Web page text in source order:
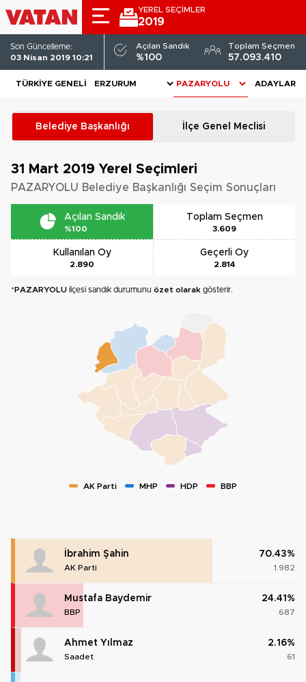
YEREL SEÇİMLER
2019
Son Güncelleme:
03 Nisan 2019 10:21
Açılan Sandık
%100
Toplam Seçmen
57.093.410
TÜRKIYE GENELI ADAYLAR
Belediye Başkanlığı İlçe Genel Meclisi
31 Mart 2019 Yerel Seçimleri
PAZARYOLU Belediye Başkanlığı Seçim Sonuçları
Açılan Sandık
%100
Toplam Seçmen
3.609
Kullanılan Oy
2.890
Geçerli Oy
2.814
*PAZARYOLU ilçesi sandık durumunu özet olarak gösterir.
AK Parti MHP HDP BBP
İbrahim Şahin
AK Parti
70.43%
1.982
Mustafa Baydemir
BBP
24.41%
687
Ahmet Yılmaz
Saadet
2.16%
61